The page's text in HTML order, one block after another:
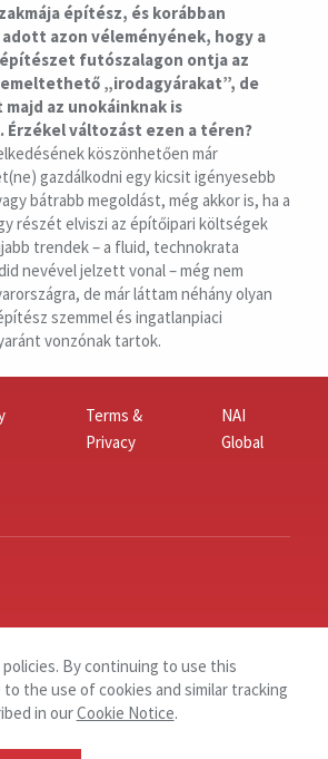
építész, és korábban
azon véleményének, hogy a
futószalagon ontja az
„irodagyárakat”, de
az unokáinknak is
változást ezen a téren?
köszönhetően már
gazdálkodni egy kicsit igényesebb
bátrabb megoldást, még akkor is, ha a
részét elviszi az építőipari költségek
trendek – a fluid, technokrata
nevével jelzett vonal – még nem
de már láttam néhány olyan
szemmel és ingatlanpiaci
vonzónak tartok.
Terms &
Privacy
NAI
Global
policies. By continuing to use this
the use of cookies and similar tracking
in ourCookie Notice.